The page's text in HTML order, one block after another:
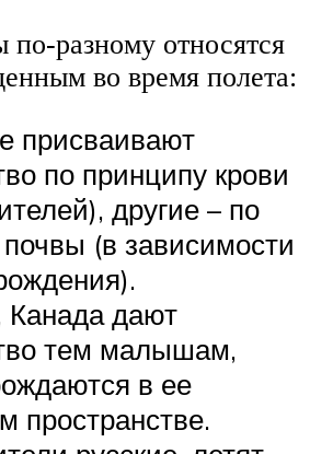
по-разному относятся
во время полета:
присваивают
по принципу крови
другие – по
(в зависимости
дают
тем малышам,
в ее
пространстве.